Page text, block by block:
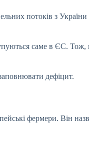
потоків з
саме в ЄС.
дефіцит.
фермери. Він